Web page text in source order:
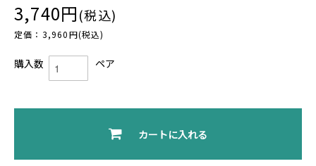
3,740円(税込)
定価：3,960円(税込)
購入数 ペア
カートに入れる